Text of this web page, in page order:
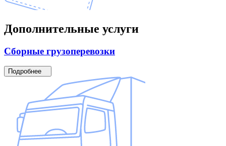
Дополнительные услуги
Сборные грузоперевозки
Подробнее